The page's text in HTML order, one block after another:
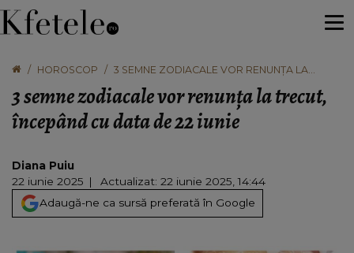
HOROSCOP
3 SEMNE ZODIACALE VOR RENUNȚA LA
3 semne zodiacale vor renunța la trecut,
începând cu data de 22 iunie
Diana Puiu
22 iunie 2025
Actualizat: 22 iunie 2025, 14:44
Adaugă-ne ca sursă preferată în Google